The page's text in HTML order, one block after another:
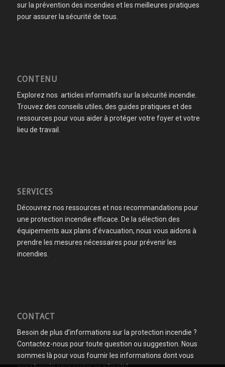
sur la prévention des incendies et les meilleures pratiques
pour assurer la sécurité de tous.
CONTENU
Explorez nos articles informatifs sur la sécurité incendie.
Trouvez des conseils utiles, des guides pratiques et des
ressources pour vous aider à protéger votre foyer et votre
lieu de travail.
SERVICES
Découvrez nos ressources et nos recommandations pour
une protection incendie efficace. De la sélection des
équipements aux plans d’évacuation, nous vous aidons à
prendre les mesures nécessaires pour prévenir les
incendies.
CONTACT
Besoin de plus d’informations sur la protection incendie ?
Contactez-nous pour toute question ou suggestion. Nous
sommes là pour vous fournir les informations dont vous